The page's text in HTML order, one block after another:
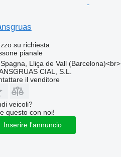
su richiesta
pianale
Spagna, Lliça de Vall (Barcelona)<br>
CIAL, S.L.
il venditore
veicoli?
questo con noi!
Inserire l'annuncio